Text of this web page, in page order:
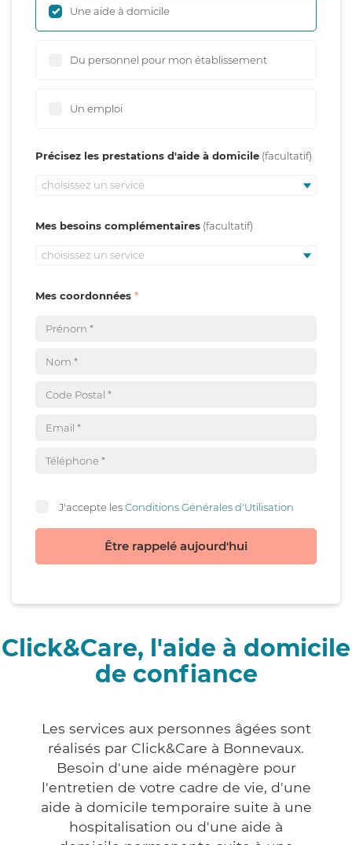
Une aide à domicile
Du personnel pour mon établissement
Un emploi
Précisez les prestations d'aide à domicile
choisissez un service
Mes besoins complémentaires
choisissez un service
Mes coordonnées
J'accepte lesConditions Générales d'Utilisation
Être rappelé aujourd'hui
Click&Care, l'aide à domicile
de confiance
Les services aux personnes âgées sont
réalisés par Click&Care à Bonnevaux.
Besoin d'une aide ménagère pour
l'entretien de votre cadre de vie, d'une
aide à domicile temporaire suite à une
hospitalisation ou d'une aide à